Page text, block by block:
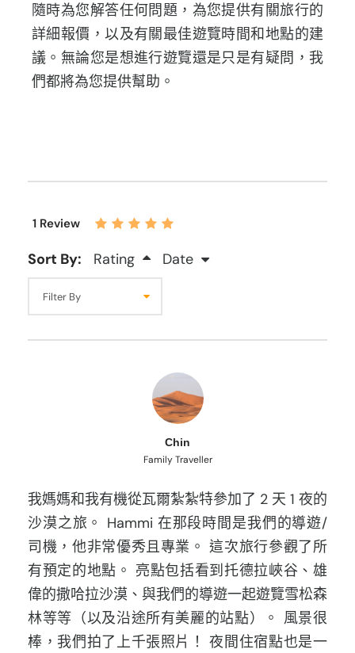
隨時為您解答任何問題，為您提供有關旅行的
詳細報價，以及有關最佳遊覽時間和地點的建
議。無論您是想進行遊覽還是只是有疑問，我
們都將為您提供幫助。
1 Review
Sort By: Rating Date
Chin
Family Traveller
我媽媽和我有機從瓦爾紮紮特參加了 2 天 1 夜的
沙漠之旅。 Hammi 在那段時間是我們的導遊/
司機，他非常優秀且專業。 這次旅行參觀了所
有預定的地點。 亮點包括看到托德拉峽谷、雄
偉的撒哈拉沙漠、與我們的導遊一起遊覽雪松森
林等等（以及沿途所有美麗的站點）。 風景很
棒，我們拍了上千張照片！ 夜間住宿點也是一